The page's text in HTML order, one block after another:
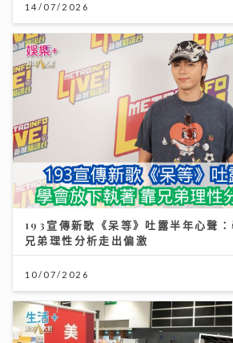
14/07/2026
193宣傳新歌《呆等》吐露半年心聲
兄弟理性分析走出偏激
10/07/2026